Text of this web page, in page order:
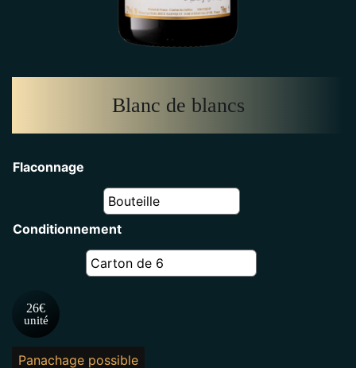
Blanc de blancs
Flaconnage
Conditionnement
26€
unité
Panachage possible